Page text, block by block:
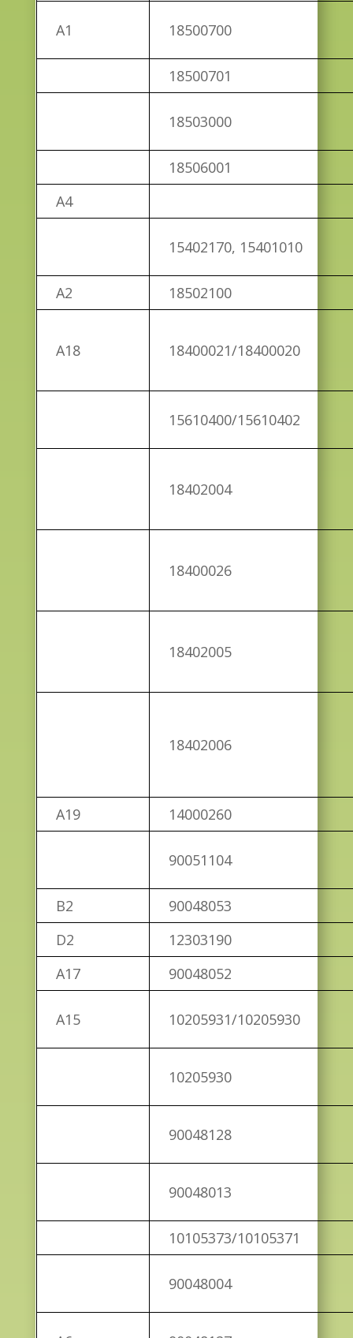
A1 18500700
18500701
18503000
18506001
A4
15402170, 15401010
A2 18502100
A18 18400021/18400020
15610400/15610402
18402004
18400026
18402005
18402006
A19 14000260
90051104
B2
90048053
D2
12303190
A17
90048052
A15 10205931/10205930
10205930
90048128
90048013
10105373/10105371
90048004